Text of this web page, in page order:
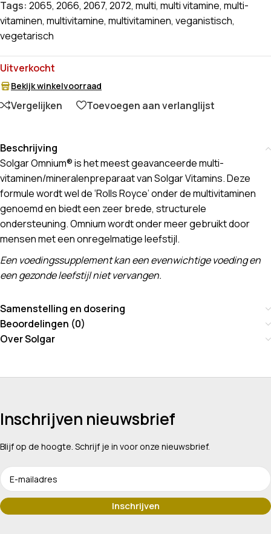
Tags: 2065, 2066, 2067, 2072, multi, multi vitamine, multi-
vitaminen, multivitamine, multivitaminen, veganistisch,
vegetarisch
Uitverkocht
Bekijk winkelvoorraad
Vergelijken Toevoegen aan verlanglijst
Beschrijving
Solgar Omnium® is het meest geavanceerde multi-
vitaminen/mineralenpreparaat van Solgar Vitamins. Deze
formule wordt wel de ‘Rolls Royce’ onder de multivitaminen
genoemd en biedt een zeer brede, structurele
ondersteuning. Omnium wordt onder meer gebruikt door
mensen met een onregelmatige leefstijl.
Een voedingssupplement kan een evenwichtige voeding en
een gezonde leefstijl niet vervangen.
Samenstelling en dosering
Beoordelingen (0)
Over Solgar
Inschrijven nieuwsbrief
Blijf op de hoogte. Schrijf je in voor onze nieuwsbrief.